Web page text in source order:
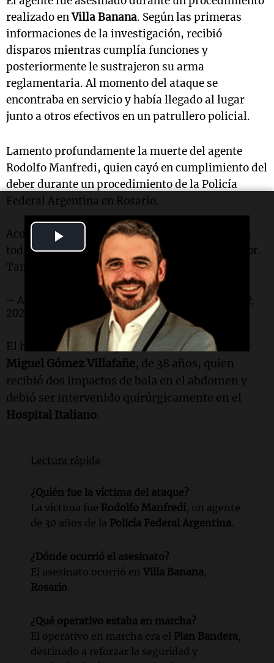
Play
Video
realizado enVilla Banana. Según las primeras
informaciones de la investigación, recibió
disparos mientras cumplía funciones y
posteriormente le sustrajeron su arma
reglamentaria. Al momento del ataque se
encontraba en servicio y había llegado al lugar
junto a otros efectivos en un patrullero policial.
Lamento profundamente la muerte del agente
Rodolfo Manfredi, quien cayó en cumplimiento del
deber durante un procedimiento de la Policía
Federal Argentina en Rosario.
Acompaño a su familia, a sus seres queridos y a
toda la familia policial en este momento de dolor.
También deseo…
— Alejandra Monteoliva (@AleMonteoliva)
June 12,
2026
El hecho también dejó herido al caboEmilio
Miguel Gómez Villafañe, de 38 años, quien
recibió dos impactos de bala en el abdomen y
debió ser intervenido quirúrgicamente en el
Hospital Italiano.
Lectura rápida
¿Quién fue la víctima del ataque?
La víctima fue Rodolfo Manfredi, un agente
de 30 años de la Policía Federal Argentina.
¿Dónde ocurrió el asesinato?
El asesinato ocurrió en Villa Banana,
Rosario.
¿Qué operativo estaba en marcha?
El operativo en marcha era el Plan Bandera,
destinado a reforzar la seguridad y